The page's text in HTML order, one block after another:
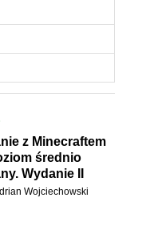
z Minecraftem
średnio
Wydanie II
Wojciechowski